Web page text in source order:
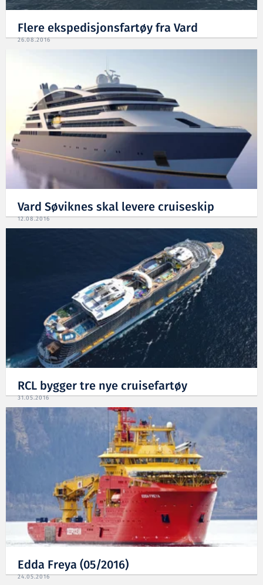
Flere ekspedisjonsfartøy fra Vard
26.08.2016
Vard Søviknes skal levere cruiseskip
12.08.2016
RCL bygger tre nye cruisefartøy
31.05.2016
Edda Freya (05/2016)
24.05.2016